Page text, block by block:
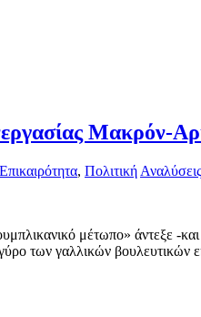
Μακρόν-
Επικαιρότητα, Πολιτική Αναλύσεις
μέτωπο» άντεξε -
των γαλλικών βουλευτικών